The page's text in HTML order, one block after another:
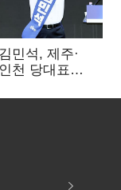
김민석, 제주·
인천 당대표